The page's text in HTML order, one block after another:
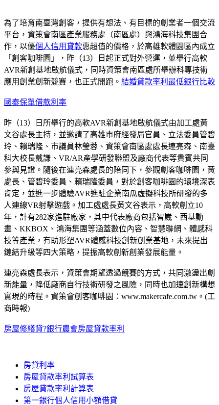
為了培育南臺灣創客，提供有想法、有目標的創業者一個交流
平台，資策會南區產業服務處（南區處）與鴻海科技集團合
作，以優個人信用貸款惠超值的價格，於高雄軟體園區內成立
「創客咖啡園」，昨（13）日起正式對外營運，並舉行高軟
AVR新創基地啟航儀式，同時資策會南區處所舉辦科專技術
應用創業創新競賽，也正式開跑。 結婚貸款率利最低銀行比較
國泰保單借款利率
昨（13）日所舉行的高軟AVR新創基地啟航儀式由加工處黃
文谷處長主持，並邀請了高雄市府經發局官員、立法委員管碧
玲、賴瑞隆、市議員林瑩蓉、資策會南區處處長連亮森、南臺
科大校長戴謙、VR/AR產學研發聯盟及廠商代表等貴賓共同
參與見證。隨後在連亮森處長的陪同下，參觀創客咖啡園，黃
處長、管碧玲委員、賴瑞隆委員，對於創客咖啡園的環境深表
肯定，並進一步體驗AVR進駐企業南瓜虛擬科技所研發的多
人連線VR射擊遊戲。加工處處長黃文谷表示，高軟創立10
年，計有282家進駐廠家，其中代表廠商包括智崴、西基動
畫、KKBOX、鴻海集團等涵蓋數位內容、智慧聯網、體感科
技等產業，有助形塑AVR體感科技創新創業基地，未來提出
鏈結升級等四大策略，提振高軟創新創業發展能量。
連亮森處長表示，資策會期望透過競賽的方式，共同激盪出創
新能量，降低廠商自行技術研發之風險，同時也加速創新構想
實現的時程。資策會創客咖啡園：www.makercafe.com.tw。(工
商時報)
房屋修繕貸?銀行農會房屋貸款率利
房貸利率
房屋貸款率利試算表
房屋貸款率利計算表
第一銀行個人信用小額借貸